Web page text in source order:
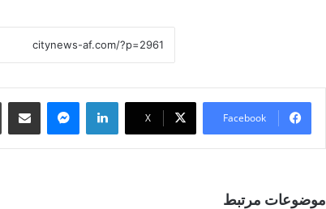
Facebook
X
LinkedIn
موضوعات مرتبط